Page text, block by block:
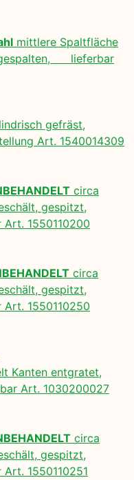
mittlere Spaltfläche
gespalten, lieferbar
gefräst,
Art. 1540014309
circa
gespitzt,
1550110200
circa
gespitzt,
1550110250
Kanten entgratet,
Art. 1030200027
circa
gespitzt,
1550110251